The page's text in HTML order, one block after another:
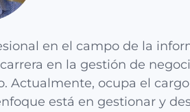
en el campo de la
en la gestión de
Actualmente, ocupa el
está en gestionar y